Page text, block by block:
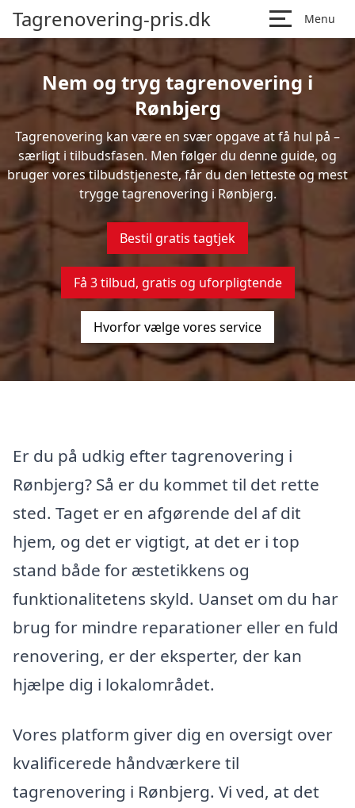
Tagrenovering-pris.dk Menu
Nem og tryg tagrenovering i
Rønbjerg
Tagrenovering kan være en svær opgave at få hul på –
særligt i tilbudsfasen. Men følger du denne guide, og
bruger vores tilbudstjeneste, får du den letteste og mest
trygge tagrenovering i Rønbjerg.
Bestil gratis tagtjek
Få 3 tilbud, gratis og uforpligtende
Hvorfor vælge vores service
Er du på udkig efter tagrenovering i
Rønbjerg? Så er du kommet til det rette
sted. Taget er en afgørende del af dit
hjem, og det er vigtigt, at det er i top
stand både for æstetikkens og
funktionalitetens skyld. Uanset om du har
brug for mindre reparationer eller en fuld
renovering, er der eksperter, der kan
hjælpe dig i lokalområdet.
Vores platform giver dig en oversigt over
kvalificerede håndværkere til
tagrenovering i Rønbjerg. Vi ved, at det